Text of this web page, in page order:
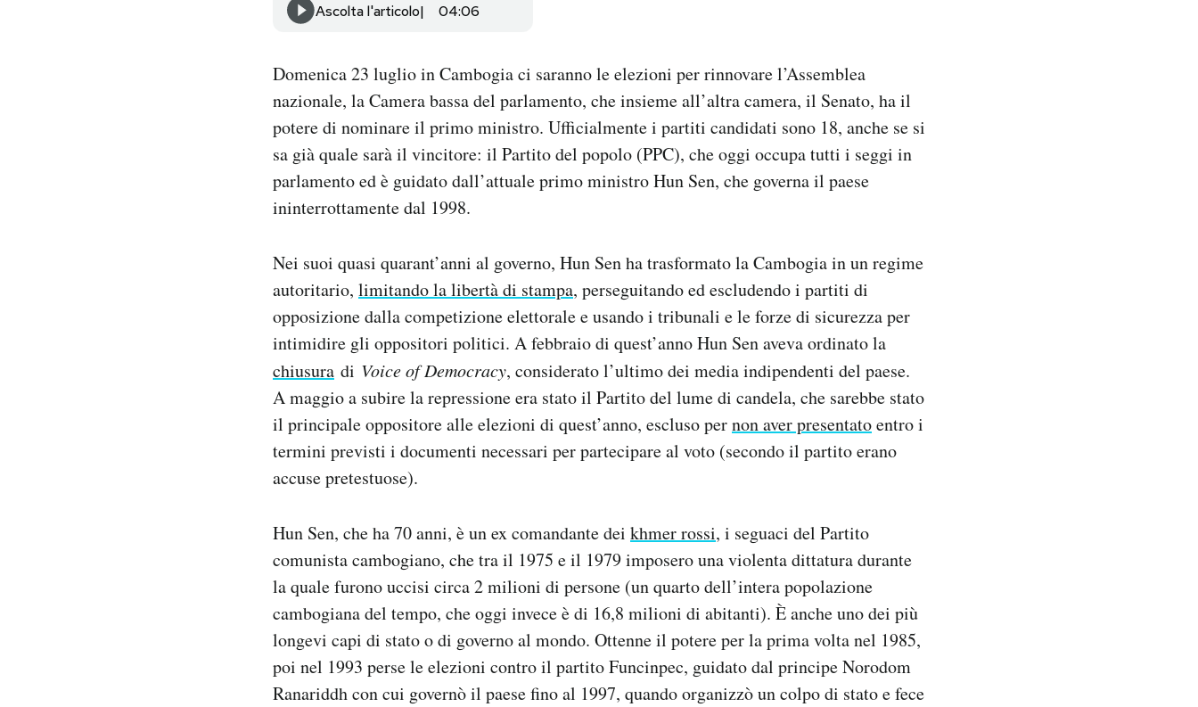
Ascolta l'articolo 04:06
Domenica 23 luglio in Cambogia ci saranno le elezioni per rinnovare l’Assemblea
nazionale, la Camera bassa del parlamento, che insieme all’altra camera, il Senato, ha il
potere di nominare il primo ministro. Ufficialmente i partiti candidati sono 18, anche se si
sa già quale sarà il vincitore: il Partito del popolo (PPC), che oggi occupa tutti i seggi in
parlamento ed è guidato dall’attuale primo ministro Hun Sen, che governa il paese
ininterrottamente dal 1998.
Nei suoi quasi quarant’anni al governo, Hun Sen ha trasformato la Cambogia in un regime
autoritario, limitando la libertà di stampa, perseguitando ed escludendo i partiti di
opposizione dalla competizione elettorale e usando i tribunali e le forze di sicurezza per
intimidire gli oppositori politici. A febbraio di quest’anno Hun Sen aveva ordinato la
chiusura di Voice of Democracy, considerato l’ultimo dei media indipendenti del paese.
A maggio a subire la repressione era stato il Partito del lume di candela, che sarebbe stato
il principale oppositore alle elezioni di quest’anno, escluso pernon aver presentatoentro i
termini previsti i documenti necessari per partecipare al voto (secondo il partito erano
accuse pretestuose).
Hun Sen, che ha 70 anni, è un ex comandante dei khmer rossi, i seguaci del Partito
comunista cambogiano, che tra il 1975 e il 1979 imposero una violenta dittatura durante
la quale furono uccisi circa 2 milioni di persone (un quarto dell’intera popolazione
cambogiana del tempo, che oggi invece è di 16,8 milioni di abitanti). È anche uno dei più
longevi capi di stato o di governo al mondo. Ottenne il potere per la prima volta nel 1985,
poi nel 1993 perse le elezioni contro il partito Funcinpec, guidato dal principe Norodom
Ranariddh con cui governò il paese fino al 1997, quando organizzò un colpo di stato e fece